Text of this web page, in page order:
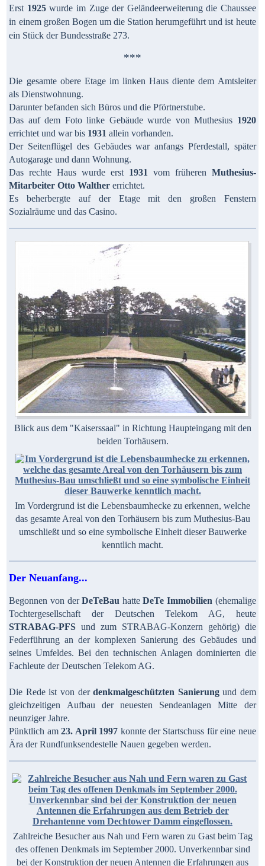
Erst 1925wurde im Zuge der Geländeerweiterung die Chaussee
in einem großen Bogen um die Station herumgeführt und ist heute
ein Stück der Bundesstraße 273.
***
Die gesamte obere Etage im linken Haus diente dem Amtsleiter
als Dienstwohnung.
Darunter befanden sich Büros und die Pförtnerstube.
Das auf dem Foto linke Gebäude wurde von Muthesius 1920
errichtet und war bis 1931 allein vorhanden.
Der Seitenflügel des Gebäudes war anfangs Pferdestall, später
Autogarage und dann Wohnung.
Das rechte Haus wurde erst 1931 vom früheren Muthesius-
Mitarbeiter Otto Walther errichtet.
Es beherbergte auf der Etage mit den großen Fenstern
Sozialräume und das Casino.
Blick aus dem "Kaiserssaal" in Richtung Haupteingang mit den
beiden Torhäusern.
Im Vordergrund ist die Lebensbaumhecke zu erkennen, welche
das gesamte Areal von den Torhäusern bis zum Muthesius-Bau
umschließt und so eine symbolische Einheit dieser Bauwerke
kenntlich macht.
Der Neuanfang...
Begonnen von derDeTeBau hatteDeTe Immobilien (ehemalige
Tochtergesellschaft der Deutschen Telekom AG, heute
STRABAG-PFS und zum STRABAG-Konzern gehörig) die
Federführung an der komplexen Sanierung des Gebäudes und
seines Umfeldes. Bei den technischen Anlagen dominierten die
Fachleute der Deutschen Telekom AG.
Die Rede ist von derdenkmalgeschützten Sanierungund dem
gleichzeitigen Aufbau der neuesten Sendeanlagen Mitte der
neunziger Jahre.
Pünktlich am23. April 1997 konnte der Startschuss für eine neue
Ära der Rundfunksendestelle Nauen gegeben werden.
Zahlreiche Besucher aus Nah und Fern waren zu Gast beim Tag
des offenen Denkmals im September 2000. Unverkennbar sind
bei der Konstruktion der neuen Antennen die Erfahrungen aus